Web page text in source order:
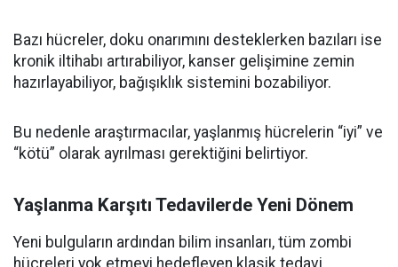
Bazı hücreler, doku onarımını desteklerken bazıları ise
kronik iltihabı artırabiliyor, kanser gelişimine zemin
hazırlayabiliyor, bağışıklık sistemini bozabiliyor.
Bu nedenle araştırmacılar, yaşlanmış hücrelerin “iyi” ve
“kötü” olarak ayrılması gerektiğini belirtiyor.
Yaşlanma Karşıtı Tedavilerde Yeni Dönem
Yeni bulguların ardından bilim insanları, tüm zombi
hücreleri yok etmeyi hedefleyen klasik tedavi